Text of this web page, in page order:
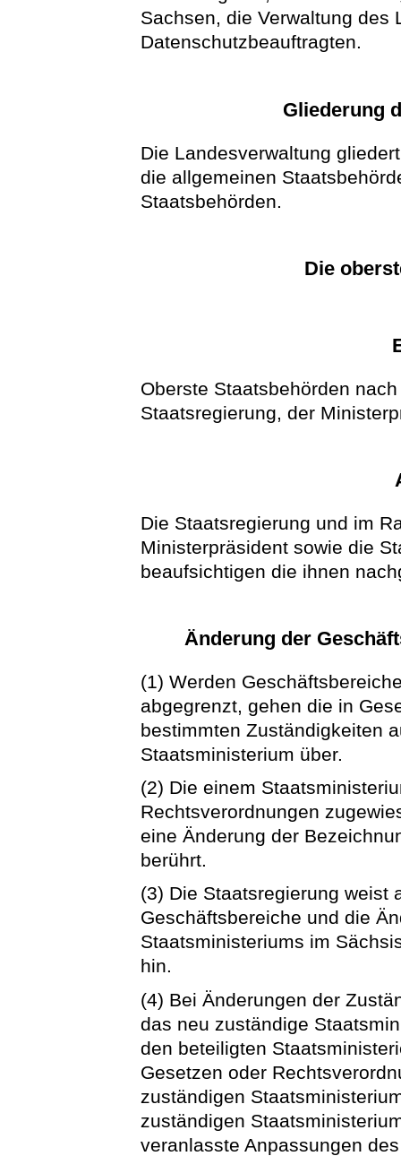
Sachsen, die Verwaltung des
Datenschutzbeauftragten.
Gliederung
Die Landesverwaltung
die allgemeinen
Staatsbehörden.
Die
Oberste Staatsbehörden
Staatsregierung, der
Die Staatsregierung und im
Ministerpräsident sowie die
beaufsichtigen die ihnen
Änderung der
(1) Werden
abgegrenzt, gehen die in
bestimmten Zuständigkeiten
Staatsministerium über.
(2) Die einem
Rechtsverordnungen
eine Änderung der
berührt.
(3) Die Staatsregierung weist
Geschäftsbereiche und die
Staatsministeriums im
hin.
(4) Bei Änderungen der
das neu zuständige
den beteiligten
Gesetzen oder
zuständigen
zuständigen
veranlasste Anpassungen